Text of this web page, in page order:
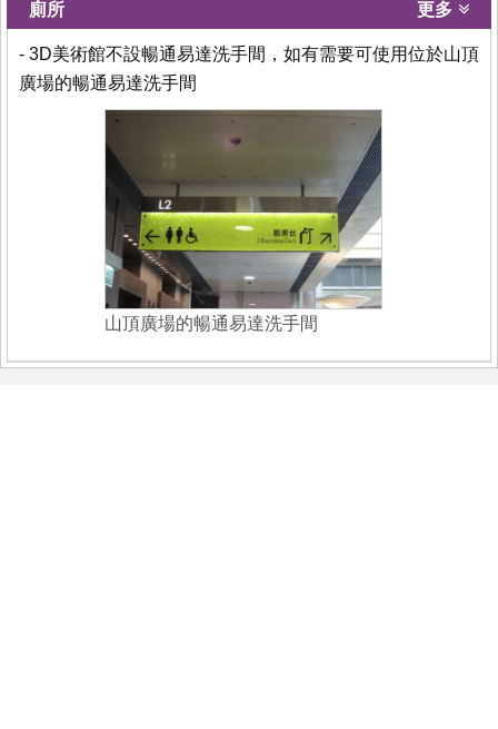
廁所 更多
- 3D美術館不設暢通易達洗手間，如有需要可使用位於山頂
廣場的暢通易達洗手間
山頂廣場的暢通易達洗手間